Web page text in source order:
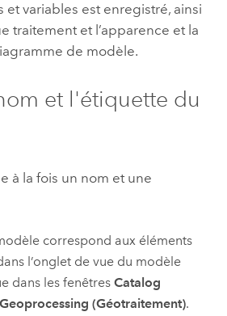
et variables est enregistré, ainsi
traitement et l’apparence et la
de modèle.
et l'étiquette du
à la fois un nom et une
correspond aux éléments
l’onglet de vue du modèle
dans les fenêtresCatalog
Geoprocessing (Géotraitement).